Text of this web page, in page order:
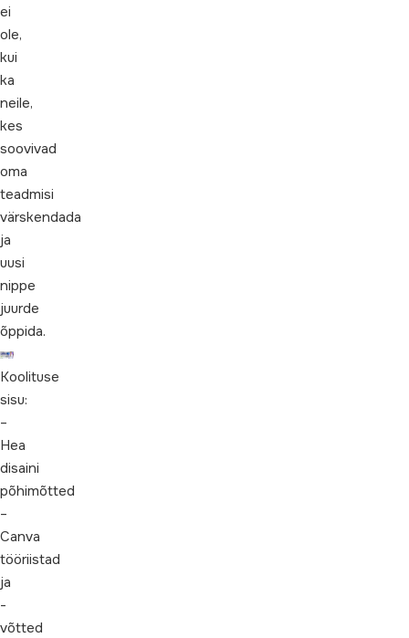
ei
ole,
kui
ka
neile,
kes
soovivad
oma
teadmisi
värskendada
ja
uusi
nippe
juurde
õppida.
Koolituse
sisu:
–
Hea
disaini
põhimõtted
–
Canva
tööriistad
ja
-
võtted